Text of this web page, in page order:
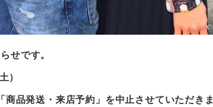
せです。
）
「商品発送・来店予約」を中止させていただきま